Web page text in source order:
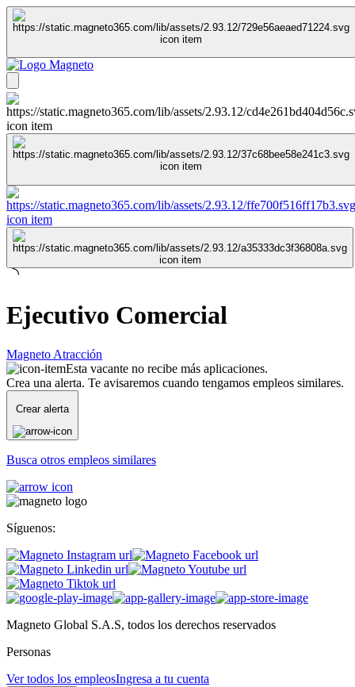
Ejecutivo Comercial
Magneto Atracción
Esta vacante no recibe más aplicaciones.
Crea una alerta. Te avisaremos cuando tengamos empleos similares.
Crear alerta
Busca otros empleos similares
Síguenos:
Magneto Global S.A.S, todos los derechos reservados
Personas
Ver todos los empleosIngresa a tu cuenta